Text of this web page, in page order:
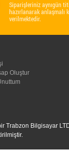
Siparişleriniz aynıgün
hazırlanarak anlaşmalı
verilmektedir.
Oluştur
Trabzon Bilgisayar